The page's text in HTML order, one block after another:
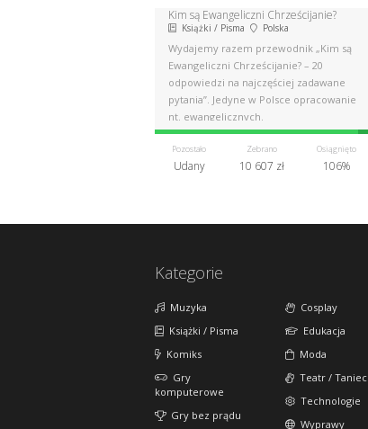
Kim są Ewangeliczni Chrześcijanie?
Książki / Pisma Polska
Wydajemy razem przewodnik „Kim są
Ewangeliczni Chrześcijanie? – 20
odpowiedzi na najczęściej zadawane
pytania”. Jedyne w Polsce opracowanie
nt. ewangelicznych.
Pozostało
Udany
Zebrano
10 607 zł
Osiągnięto
106%
Kategorie
Muzyka
Książki / Pisma
Komiks
Gry
komputerowe
Gry bez prądu
Cosplay
Edukacja
Moda
Teatr / Taniec
Technologie
Wyprawy